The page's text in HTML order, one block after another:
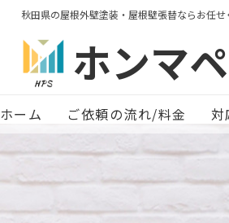
秋田県の屋根外壁塗装・屋根壁張替ならお任せ
ホンマ
ホーム ご依頼の流れ/料金 対